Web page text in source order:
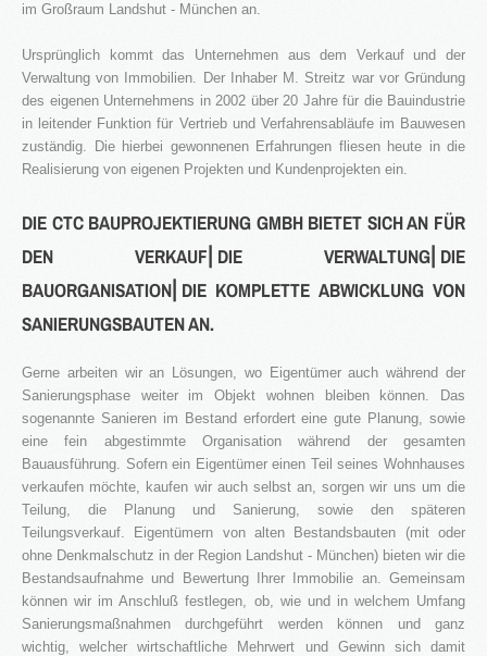
3S
Bauträger
Service
IMMOBILIEN - EIGENTÜMER
Dienstleistungen für Eigentümer von Immobilien
HAUSVERWALTUNG
Hier geht's zur Hausverwaltung
Immobilie VERKAUFEN
Grundstück VERKAUFEN
Sie möchten ein Grundstück verkaufen?
Projekte
Alte Brauerei Moosburg
MietZentrale Immobilien
Hier finden Sie unsere aktuellen Mietobjekte
Blog
Kontakt
im Großraum Landshut - München an.
Ursprünglich kommt das Unternehmen aus dem Verkauf und der
Verwaltung von Immobilien. Der Inhaber M. Streitz war vor Gründung
des eigenen Unternehmens in 2002 über 20 Jahre für die Bauindustrie
in leitender Funktion für Vertrieb und Verfahrensabläufe im Bauwesen
zuständig. Die hierbei gewonnenen Erfahrungen fliesen heute in die
Realisierung von eigenen Projekten und Kundenprojekten ein.
DIE CTC BAUPROJEKTIERUNG GMBH BIETET SICH AN FÜR
DEN VERKAUF⎜DIE VERWALTUNG⎜DIE
BAUORGANISATION⎜DIE KOMPLETTE ABWICKLUNG VON
SANIERUNGSBAUTEN AN.
Gerne arbeiten wir an Lösungen, wo Eigentümer auch während der
Sanierungsphase weiter im Objekt wohnen bleiben können. Das
sogenannte Sanieren im Bestand erfordert eine gute Planung, sowie
eine fein abgestimmte Organisation während der gesamten
Bauausführung. Sofern ein Eigentümer einen Teil seines Wohnhauses
verkaufen möchte, kaufen wir auch selbst an, sorgen wir uns um die
Teilung, die Planung und Sanierung, sowie den späteren
Teilungsverkauf. Eigentümern von alten Bestandsbauten (mit oder
ohne Denkmalschutz in der Region Landshut - München) bieten wir die
Bestandsaufnahme und Bewertung Ihrer Immobilie an. Gemeinsam
können wir im Anschluß festlegen, ob, wie und in welchem Umfang
Sanierungsmaßnahmen durchgeführt werden können und ganz
wichtig, welcher wirtschaftliche Mehrwert und Gewinn sich damit